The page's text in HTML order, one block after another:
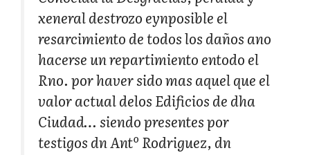
xeneral destrozo eynposible el
resarcimiento de todos los daños ano
hacerse un repartimiento entodo el
Rno. por haver sido mas aquel que el
valor actual delos Edificios de dha
Ciudad… siendo presentes por
testigos dn Antº Rodriguez, dn